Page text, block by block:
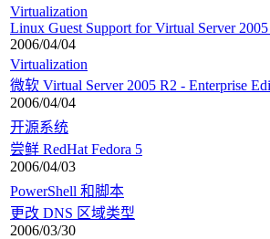
Virtualization
Linux Guest Support for Virtual Server
2006/04/04
Virtualization
微软 Virtual Server 2005 R2 - Enterprise
2006/04/04
开源系统
尝鲜 RedHat Fedora 5
2006/04/03
PowerShell 和脚本
更改 DNS 区域类型
2006/03/30